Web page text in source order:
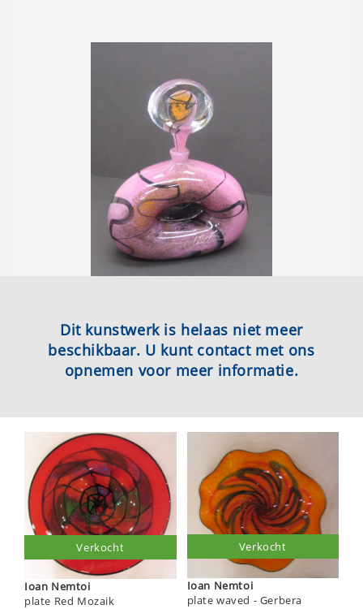
Dit kunstwerk is helaas niet meer
beschikbaar. U kunt contact met ons
opnemen voor meer informatie.
Ioan Nemtoi
plate Red Mozaik
Verkocht
Ioan Nemtoi
plate waved - Gerbera
Verkocht